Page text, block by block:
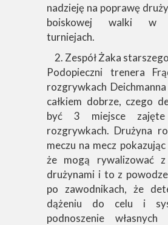
nadzieję na poprawę
boiskowej walki w
turniejach.
Zespół Żaka starszego
Podopieczni trenera
rozgrywkach
całkiem dobrze, czego
być 3 miejsce
rozgrywkach. Drużyna
meczu na mecz
że mogą rywalizować z
drużynami i to z
po zawodnikach, że
dążeniu do celu i
podnoszenie własnych